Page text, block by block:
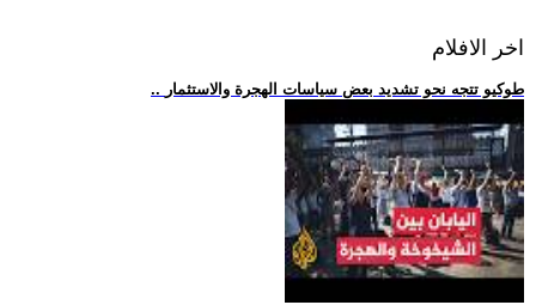
اخر الافلام
.. طوكيو تتجه نحو تشديد بعض سياسات الهجرة والاستثمار